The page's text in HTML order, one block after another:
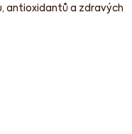
antioxidantů a zdravých